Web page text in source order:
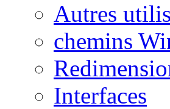
Autres
chemins
Interfaces